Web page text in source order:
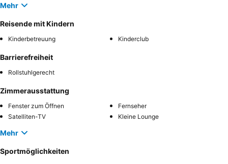
Mehr
Reisende mit Kindern
Kinderbetreuung Kinderclub
Barrierefreiheit
Rollstuhlgerecht
Zimmerausstattung
Fenster zum Öffnen
Fernseher
Satelliten-TV
Kleine Lounge
Mehr
Sportmöglichkeiten